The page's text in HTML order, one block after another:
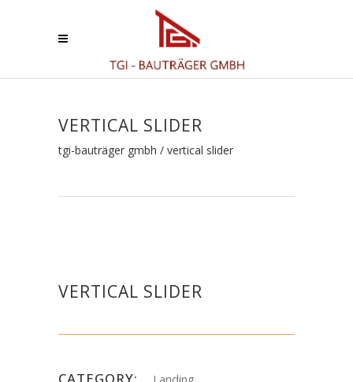
VERTICAL SLIDER
tgi-bauträger gmbh / vertical slider
VERTICAL SLIDER
Landing